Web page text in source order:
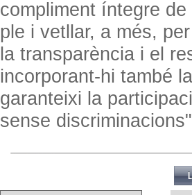
compliment íntegre
ple i vetllar, a més,
la transparència i el
incorporant-hi també
garanteixi la
sense